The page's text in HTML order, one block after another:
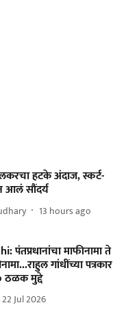
हटके अंदाज, स्कर्ट-
आलं सौंदर्य
13 hours ago
पंतप्रधानांचा माफीनामा ते
गांधींच्या पत्रकार
ठळक मुद्दे
22 Jul 2026